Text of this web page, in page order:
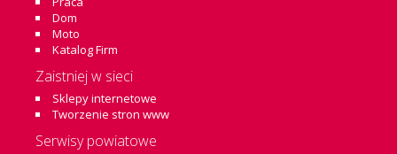
Dom
Moto
Katalog Firm
Zaistniej w sieci
Sklepy internetowe
Tworzenie stron www
Serwisy powiatowe